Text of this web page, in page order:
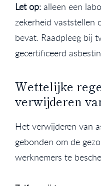
Let op: alleen een
zekerheid vaststellen
bevat. Raadpleeg bij
gecertificeerd
Wettelijke
verwijderen
Het verwijderen van
gebonden om de
werknemers te